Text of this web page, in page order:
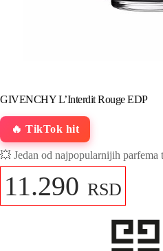
GIVENCHY L’Interdit Rouge EDP
🔥 TikTok hit
💥 Jedan od najpopularnijih parfema
11.290 RSD